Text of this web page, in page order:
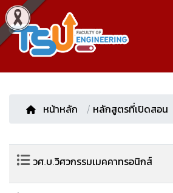
หน้าหลัก / หลักสูตรที่เปิดสอน
วศ.บ.วิศวกรรมเมคคาทรอนิกส์